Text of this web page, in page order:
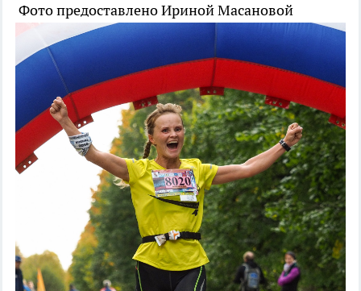
Фото предоставлено Ириной Масановой